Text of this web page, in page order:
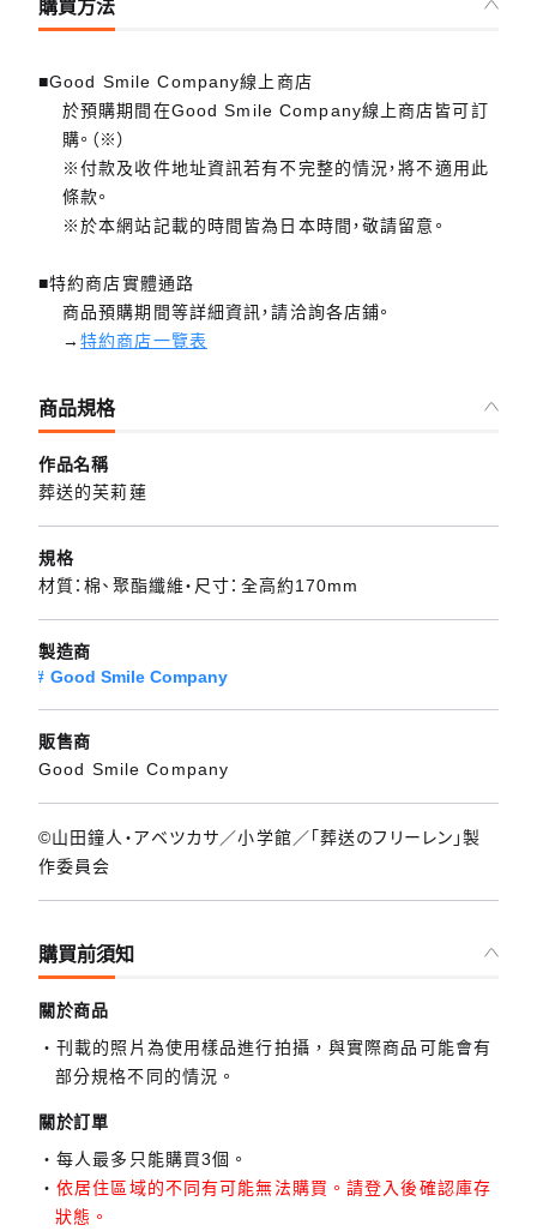
購買方法
■Good Smile Company線上商店
於預購期間在Good Smile Company線上商店皆可訂
購。（※）
※付款及收件地址資訊若有不完整的情況，將不適用此
條款。
※於本網站記載的時間皆為日本時間，敬請留意。
■特約商店實體通路
商品預購期間等詳細資訊，請洽詢各店鋪。
→特約商店一覽表
商品規格
作品名稱
葬送的芙莉蓮
規格
材質：棉、聚酯纖維・尺寸：全高約170mm
製造商
Good Smile Company
販售商
Good Smile Company
©山田鐘人・アベツカサ／小学館／「葬送のフリーレン」製
作委員会
購買前須知
關於商品
刊載的照片為使用樣品進行拍攝，與實際商品可能會有
部分規格不同的情況。
關於訂單
每人最多只能購買3個。
依居住區域的不同有可能無法購買。請登入後確認庫存
狀態。